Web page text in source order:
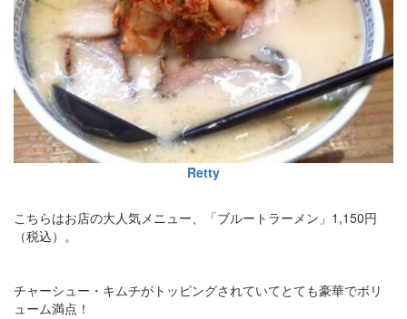
Retty
こちらはお店の大人気メニュー、「ブルートラーメン」1,150円
（税込）。
チャーシュー・キムチがトッピングされていてとても豪華でボリ
ューム満点！